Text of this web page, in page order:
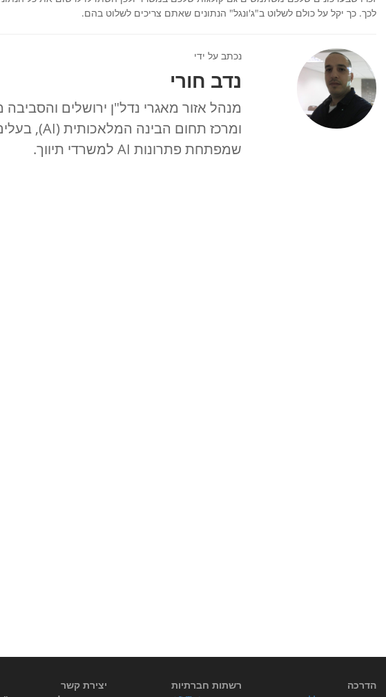
לכך. כך יקל על כולם לשלוט ב"ג'ונגל" הנתונים שאתם צריכים לשלוט בהם.
נכתב על ידי
נדב חורי
שמפתחת פתרונות AI למשרדי תיווך.
יצירת קשר
רשתות חברתיות
הדרכה